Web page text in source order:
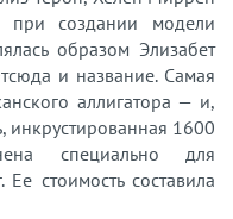
создании модели
образом Элизабет
и название. Самая
аллигатора — и,
инкрустированная 1600
специально для
стоимость составила